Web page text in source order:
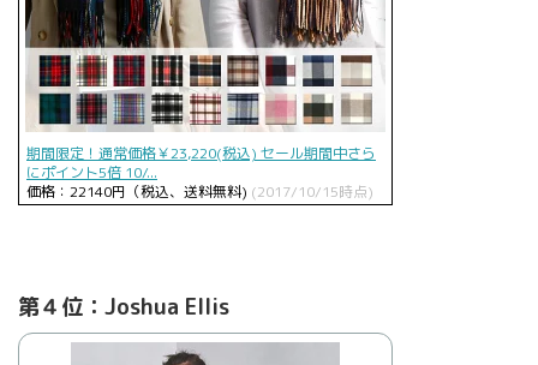
期間限定！通常価格￥23,220(税込) セール期間中さら
にポイント5倍 10/...
価格：22140円（税込、送料無料) (2017/10/15時点)
第４位：Joshua Ellis